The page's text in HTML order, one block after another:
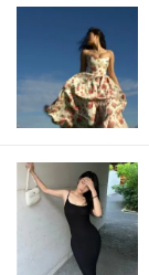
我看的时候也
欢这种有市井
3 气球 Ballon
一句话剧情简介
两家主人公为